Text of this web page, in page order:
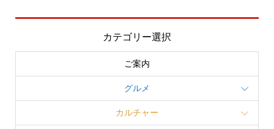
カテゴリー選択
ご案内
グルメ
カルチャー